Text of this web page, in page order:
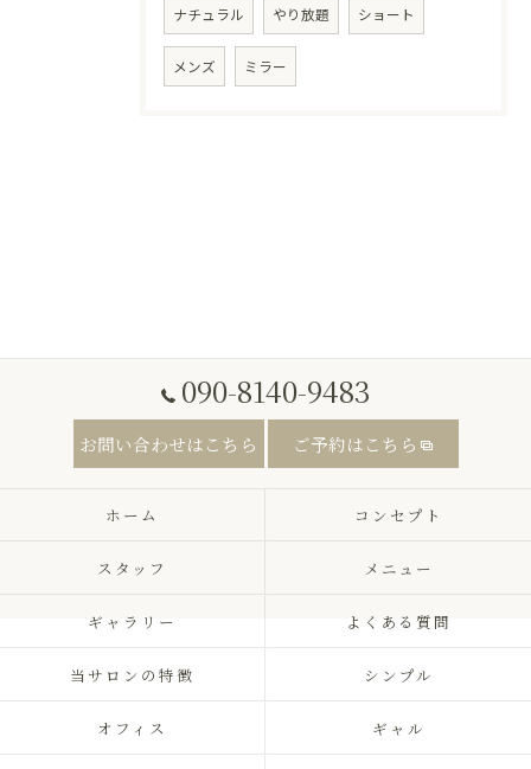
ナチュラル やり放題 ショート
メンズ ミラー
090-8140-9483
お問い合わせはこちら ご予約はこちら
ホーム コンセプト
スタッフ メニュー
ギャラリー よくある質問
当サロンの特徴 シンプル
オフィス ギャル